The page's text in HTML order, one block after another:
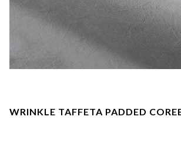
WRINKLE TAFFETA PADDED